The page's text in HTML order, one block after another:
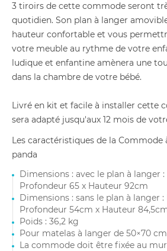
3 tiroirs de cette commode seront
quotidien. Son plan à langer
hauteur confortable et vous
votre meuble au rythme de votre
ludique et enfantine amènera une
dans la chambre de votre bébé.
Livré en kit et facile à installer cette
sera adapté jusqu'aux 12 mois de
Les caractéristiques de la Commode
panda
Dimensions : avec le plan à langer
Profondeur 65 x Hauteur 92cm
Dimensions : sans le plan à langer
Profondeur 54cm x Hauteur
Poids : 36,2 kg
Pour matelas à langer de 50×70
La commode doit être fixée au